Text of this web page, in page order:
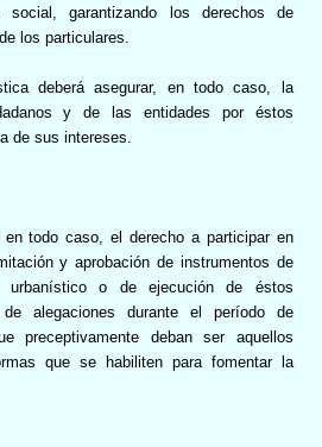
social, garantizando los derechos de
los particulares.
deberá asegurar, en todo caso, la
y de las entidades por éstos
de sus intereses.
todo caso, el derecho a participar en
y aprobación de instrumentos de
urbanístico o de ejecución de éstos
alegaciones durante el período de
preceptivamente deban ser aquellos
que se habiliten para fomentar la